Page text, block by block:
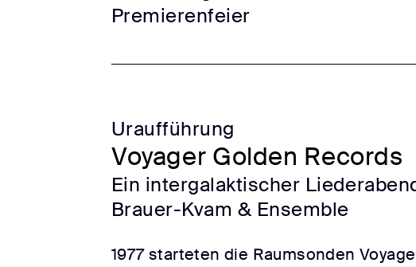
Premierenfeier
Uraufführung
Voyager Golden Records
Ein intergalaktischer
Brauer-Kvam & Ensemble
1977 starteten die Raumsonden